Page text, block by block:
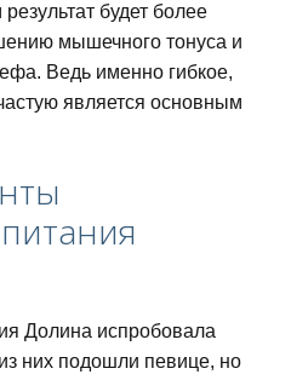
будет более
мышечного тонуса и
Ведь именно гибкое,
является основным
Долина испробовала
них подошли певице, но